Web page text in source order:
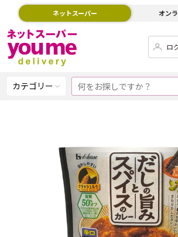
ネットスーパー オン
ロ
カテゴリー